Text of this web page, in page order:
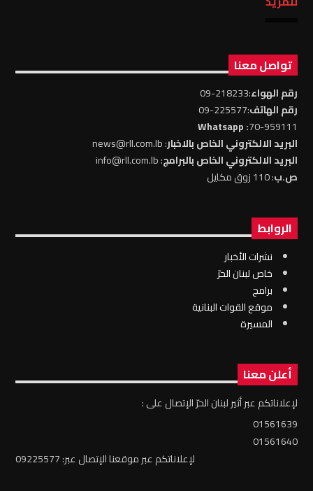
تواصل معنا
رقم الهواء:218233-09
رقم الهاتف:225577-09
70-959111
: Whatsapp
البريد الالكتروني الخاص بالاخبار: news@rll.com.lb
البريد الالكتروني الخاص بالبرامج: info@rll.com.lb
ص.ب: 110 زوق مكايل
الروابط
نشرات الأخبار
خاص لبنان الحرّ
برامج
موقع القوات البنانية
المسيرة
أعلن معنا
لإعلاناتكم عبر أثير لبنان الحرّ الإتصال على :
01561639
01561640
لإعلاناتكم عبر موقعنا الإتصال عبر: 09225577